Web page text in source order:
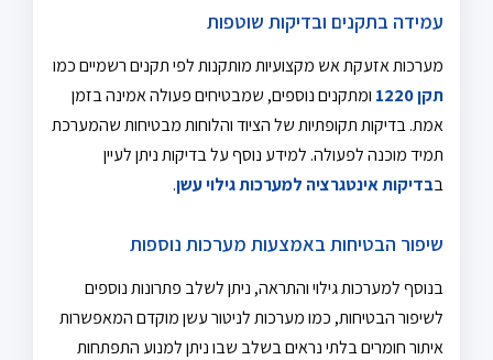
עמידה בתקנים ובדיקות שוטפות
מערכות אזעקת אש מקצועיות מותקנות לפי תקנים רשמיים כמו
תקן 1220
ומתקנים נוספים, שמבטיחים פעולה אמינה בזמן
אמת. בדיקות תקופתיות של הציוד והלוחות מבטיחות שהמערכת
תמיד מוכנה לפעולה. למידע נוסף על בדיקות ניתן לעיין
בבדיקות אינטגרציה למערכות גילוי עשן.
שיפור הבטיחות באמצעות מערכות נוספות
בנוסף למערכות גילוי והתראה, ניתן לשלב פתרונות נוספים
לשיפור הבטיחות, כמו מערכות לניטור עשן מוקדם המאפשרות
איתור חומרים בלתי נראים בשלב שבו ניתן למנוע התפתחות